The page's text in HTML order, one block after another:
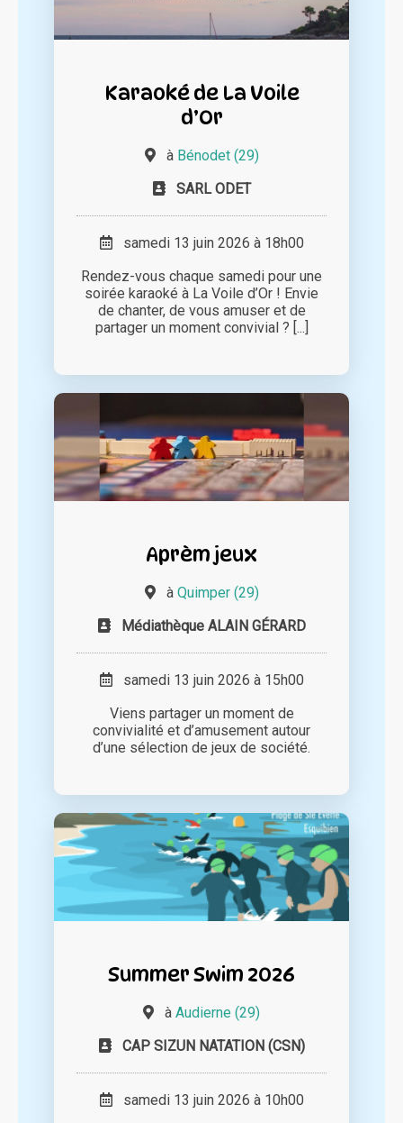
Karaoké de La Voile
d’Or
à Bénodet (29)
SARL ODET
samedi 13 juin 2026 à 18h00
Rendez-vous chaque samedi pour une
soirée karaoké à La Voile d’Or ! Envie
de chanter, de vous amuser et de
partager un moment convivial ? [...]
Aprèm jeux
à Quimper (29)
Médiathèque ALAIN GÉRARD
samedi 13 juin 2026 à 15h00
Viens partager un moment de
convivialité et d’amusement autour
d’une sélection de jeux de société.
Summer Swim 2026
à Audierne (29)
CAP SIZUN NATATION (CSN)
samedi 13 juin 2026 à 10h00